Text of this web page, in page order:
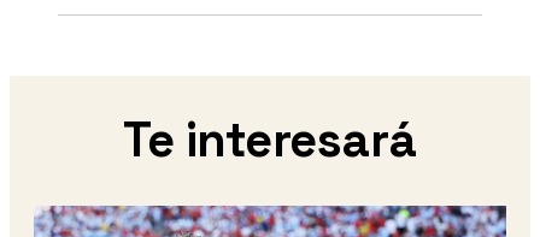
Te interesará